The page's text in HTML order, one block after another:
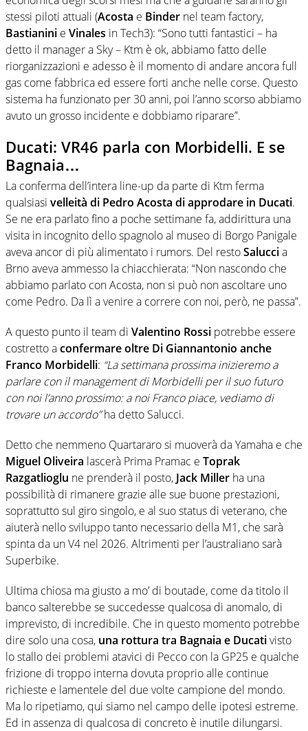
stessi piloti attuali (Acosta e Binder nel team factory,
Bastianini e Vinales in Tech3): “Sono tutti fantastici – ha
detto il manager a Sky – Ktm è ok, abbiamo fatto delle
riorganizzazioni e adesso è il momento di andare ancora full
gas come fabbrica ed essere forti anche nelle corse. Questo
sistema ha funzionato per 30 anni, poi l’anno scorso abbiamo
avuto un grosso incidente e dobbiamo riparare”.
Ducati: VR46 parla con Morbidelli. E se
Bagnaia…
La conferma dell’intera line-up da parte di Ktm ferma
qualsiasi velleità di Pedro Acosta di approdare in Ducati.
Se ne era parlato fino a poche settimane fa, addirittura una
visita in incognito dello spagnolo al museo di Borgo Panigale
aveva ancor di più alimentato i rumors. Del restoSaluccia
Brno aveva ammesso la chiacchierata: “Non nascondo che
abbiamo parlato con Acosta, non si può non ascoltare uno
come Pedro. Da lì a venire a correre con noi, però, ne passa”.
A questo punto il team di Valentino Rossi potrebbe essere
costretto aconfermare oltre Di Giannantonio anche
Franco Morbidelli: “La settimana prossima inizieremo a
parlare con il management di Morbidelli per il suo futuro
con noi l’anno prossimo: a noi Franco piace, vediamo di
trovare un accordo”ha detto Salucci.
Detto che nemmeno Quartararo si muoverà da Yamaha e che
Miguel Oliveira lascerà Prima Pramac e Toprak
Razgatlioglu ne prenderà il posto, Jack Miller ha una
possibilità di rimanere grazie alle sue buone prestazioni,
soprattutto sul giro singolo, e al suo status di veterano, che
aiuterà nello sviluppo tanto necessario della M1, che sarà
spinta da un V4 nel 2026. Altrimenti per l’australiano sarà
Superbike.
Ultima chiosa ma giusto a mo’ di boutade, come da titolo il
banco salterebbe se succedesse qualcosa di anomalo, di
imprevisto, di incredibile. Che in questo momento potrebbe
dire solo una cosa, una rottura tra Bagnaia e Ducativisto
lo stallo dei problemi atavici di Pecco con la GP25 e qualche
frizione di troppo interna dovuta proprio alle continue
richieste e lamentele del due volte campione del mondo.
Ma lo ripetiamo, qui siamo nel campo delle ipotesi estreme.
Ed in assenza di qualcosa di concreto è inutile dilungarsi.